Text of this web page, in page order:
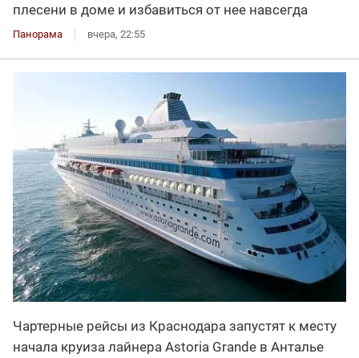
плесени в доме и избавиться от нее навсегда
Панорама вчера, 22:55
Чартерные рейсы из Краснодара запустят к месту
начала круиза лайнера Astoria Grande в Анталье